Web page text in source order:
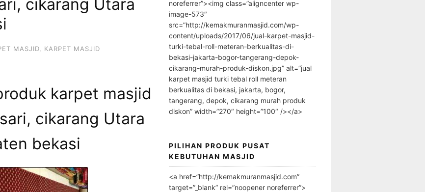
cikarang Utara
MASJID
KARPET MASJID
karpet masjid
cikarang Utara
bekasi
noreferrer”><img class=”aligncenter wp-
image-573″
src=”http://kemakmuranmasjid.com/wp-
content/uploads/2017/06/jual-karpet-masjid-
turki-tebal-roll-meteran-berkualitas-di-
bekasi-jakarta-bogor-tangerang-depok-
cikarang-murah-produk-diskon.jpg” alt=”jual
karpet masjid turki tebal roll meteran
berkualitas di bekasi, jakarta, bogor,
tangerang, depok, cikarang murah produk
diskon” width=”270″ height=”100″ /></a>
PILIHAN PRODUK PUSAT
KEBUTUHAN MASJID
<a href=”http://kemakmuranmasjid.com”
target=”_blank” rel=”noopener noreferrer”>